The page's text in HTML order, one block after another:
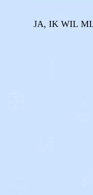
JA, IK WIL